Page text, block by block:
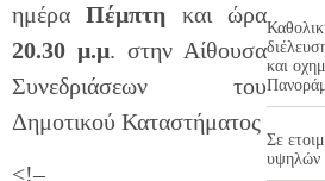
ημέραΠέμπτη και ώρα
20.30 μ.μ. στην Αίθουσα
Συνεδριάσεων του
Δημοτικού Καταστήματος
<!–
και
Σε
υψηλών